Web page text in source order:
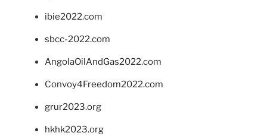
ibie2022.com
sbcc-2022.com
AngolaOilAndGas2022.com
Convoy4Freedom2022.com
grur2023.org
hkhk2023.org